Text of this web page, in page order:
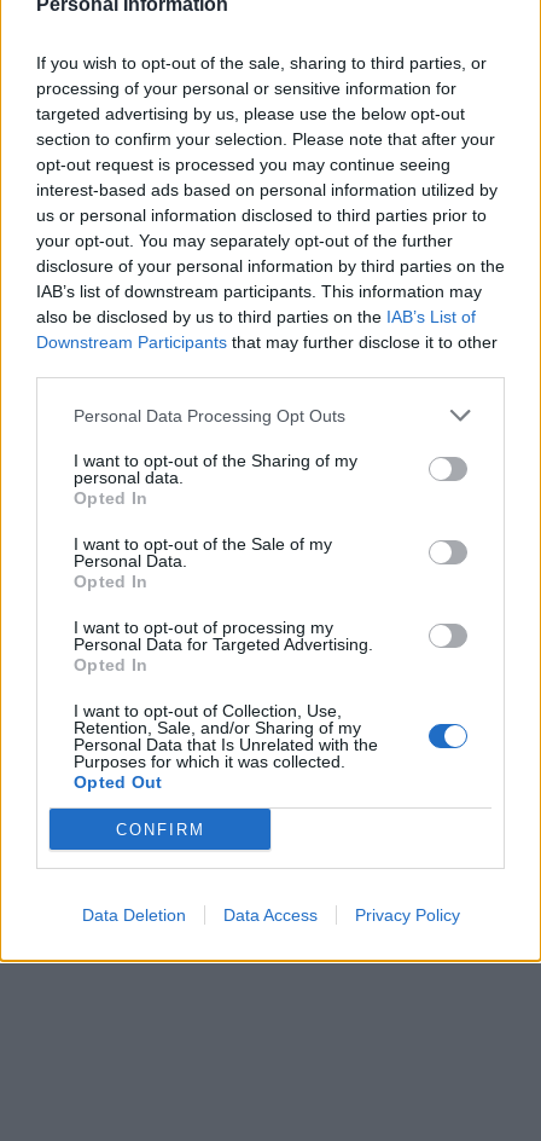
Personal Information
If you wish to opt-out of the sale, sharing to third parties, or
processing of your personal or sensitive information for
targeted advertising by us, please use the below opt-out
section to confirm your selection. Please note that after your
opt-out request is processed you may continue seeing
interest-based ads based on personal information utilized by
us or personal information disclosed to third parties prior to
your opt-out. You may separately opt-out of the further
disclosure of your personal information by third parties on the
IAB’s list of downstream participants. This information may
also be disclosed by us to third parties on the IAB’s List of
Downstream Participants that may further disclose it to other
Personal Data Processing Opt Outs
I want to opt-out of the Sharing of my
personal data.
Opted In
I want to opt-out of the Sale of my
Personal Data.
Opted In
I want to opt-out of processing my
Personal Data for Targeted Advertising.
Opted In
I want to opt-out of Collection, Use,
Retention, Sale, and/or Sharing of my
Personal Data that Is Unrelated with the
Purposes for which it was collected.
Opted Out
CONFIRM
Data Deletion Data Access Privacy Policy